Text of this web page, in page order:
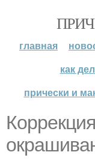
главная
как
прически и